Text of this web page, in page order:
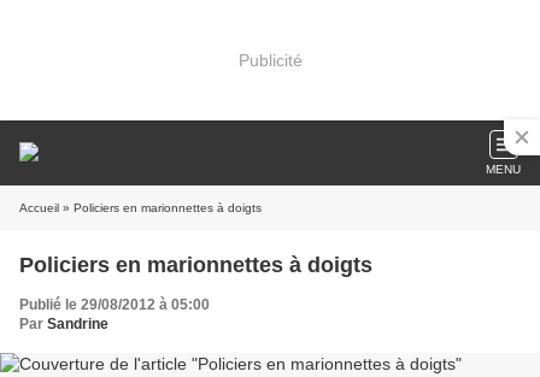
Publicité
MENU
Accueil » Policiers en marionnettes à doigts
Policiers en marionnettes à doigts
Publié le 29/08/2012 à 05:00
Par Sandrine